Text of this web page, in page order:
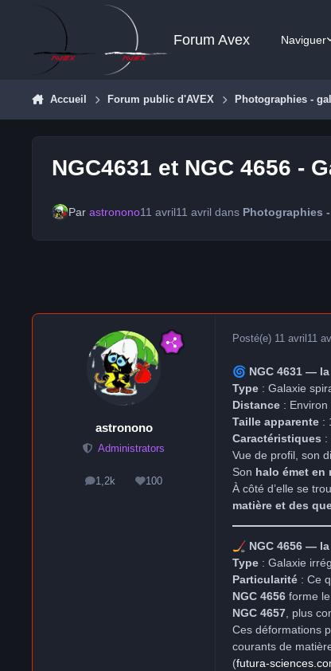
Aller au contenu
Forum Avex Naviguer
Accueil Forum public d'AVEX Photographies -
NGC4631 et NGC 4656 -
Par astronono11 avril11 avrildans Photographies
astronono
Administrators
1,2k
messages100
Réputation
Posté(e) 11 avril 11
🌀 NGC 4631 —
Type : Galaxie
Distance : Environ
Taille apparente :
Caractéristiques :
Vue de profil, son
Son halo émet en
À côté d’elle se
matière et des
🏒 NGC 4656 —
Type : Galaxie
Particularité : Ce
NGC 4656 forme
NGC 4657 , plus
Ces déformations
courants de
(futura-